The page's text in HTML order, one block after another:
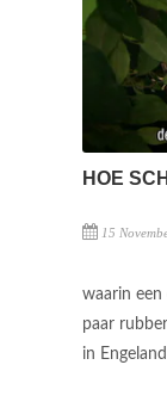
HOE
15
waarin een
paar
in